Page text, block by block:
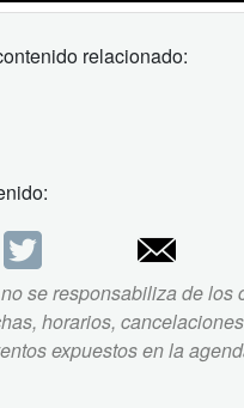
relacionado:
se responsabiliza de los
horarios,
expuestos en la